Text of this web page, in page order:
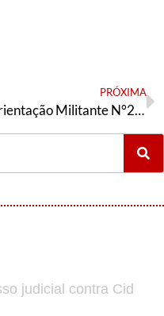
PRÓXIMA
Orientação Militante N°289 ( 02 de agosto de 2021)
judicial contra Cid